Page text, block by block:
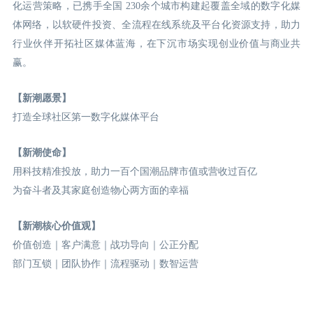
化运营策略，已携手全国 230余个城市构建起覆盖全域的数字化媒
体网络，以软硬件投资、全流程在线系统及平台化资源支持，助力
行业伙伴开拓社区媒体蓝海，在下沉市场实现创业价值与商业共
赢。
【新潮愿景】
打造全球社区第一数字化媒体平台
【新潮使命】
用科技精准投放，助力一百个国潮品牌市值或营收过百亿
为奋斗者及其家庭创造物心两方面的幸福
【新潮核心价值观】
价值创造｜客户满意｜战功导向｜公正分配
部门互锁｜团队协作｜流程驱动｜数智运营